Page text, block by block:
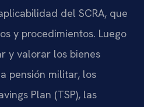
del SCRA, que
y procedimientos. Luego
y valorar los bienes
pensión militar, los
Plan (TSP), las